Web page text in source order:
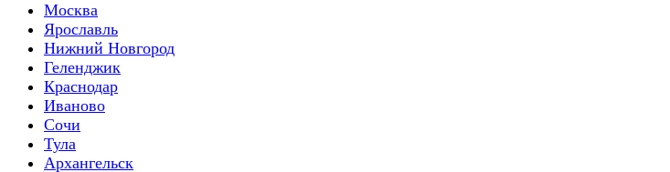
Москва
Ярославль
Нижний Новгород
Геленджик
Краснодар
Иваново
Сочи
Тула
Архангельск